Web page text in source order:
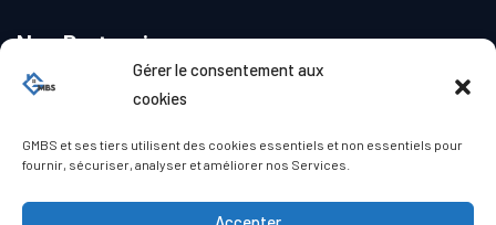
Gérer le consentement aux
cookies
GMBS et ses tiers utilisent des cookies essentiels et non essentiels pour
fournir, sécuriser, analyser et améliorer nos Services.
Nos Partenaires
La Galerie Immobilière